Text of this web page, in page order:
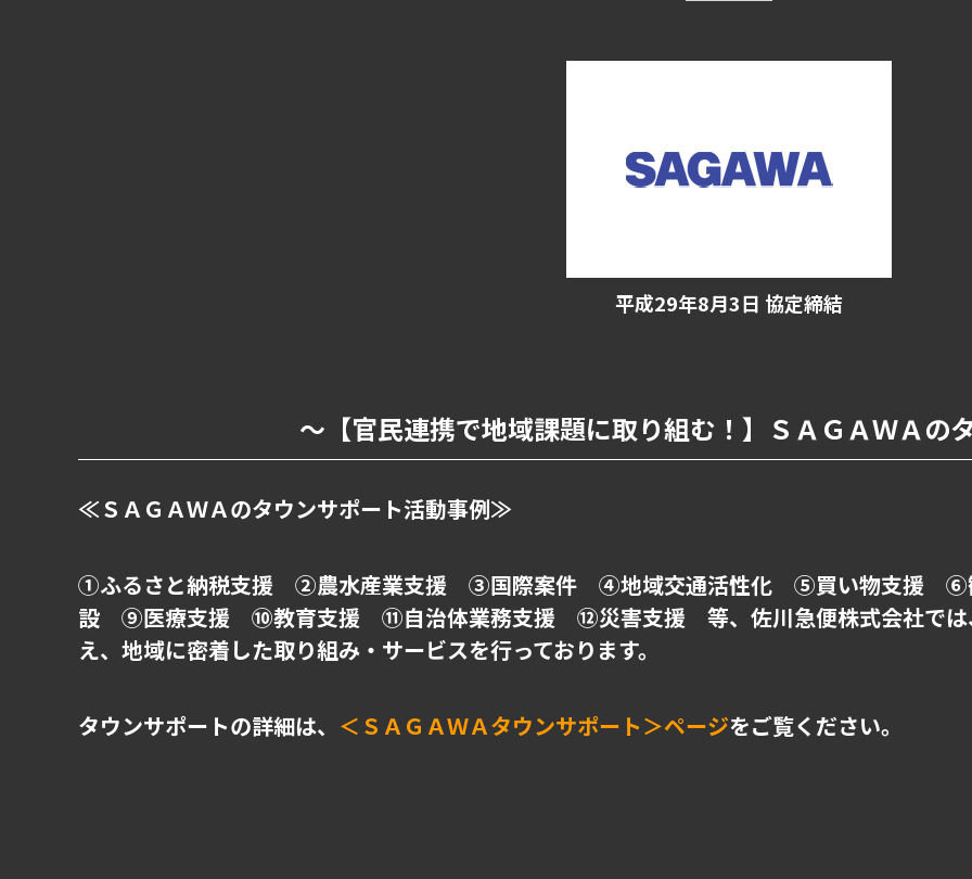
平成29年8月3日 協定締結
～【官民連携で地域課題に取り組む！】ＳＡＧＡＷＡの
≪ＳＡＧＡＷＡのタウンサポート活動事例≫
①ふるさと納税支援 ②農水産業支援 ③国際案件 ④地域交通活性化 ⑤買い物支援
設 ⑨医療支援 ⑩教育支援 ⑪自治体業務支援 ⑫災害支援 等、佐川急便株式会社では、
え、地域に密着した取り組み・サービスを行っております。
タウンサポートの詳細は、 ＜ＳＡＧＡＷＡタウンサポート＞ページをご覧ください。